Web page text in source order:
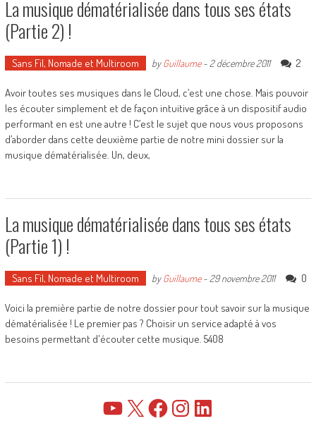
La musique dématérialisée dans tous ses états
(Partie 2) !
Sans Fil, Nomade et Multiroom byGuillaume- 2 décembre 2011 2
Avoir toutes ses musiques dans le Cloud, c’est une chose. Mais pouvoir
les écouter simplement et de façon intuitive grâce à un dispositif audio
performant en est une autre ! C’est le sujet que nous vous proposons
d’aborder dans cette deuxième partie de notre mini dossier sur la
musique dématérialisée. Un, deux,
La musique dématérialisée dans tous ses états
(Partie 1) !
Sans Fil, Nomade et Multiroom byGuillaume- 29 novembre 2011 0
Voici la première partie de notre dossier pour tout savoir sur la musique
dématérialisée ! Le premier pas ? Choisir un service adapté à vos
besoins permettant d'écouter cette musique. 5408
YouTube FacebookInstagramLinkedIn